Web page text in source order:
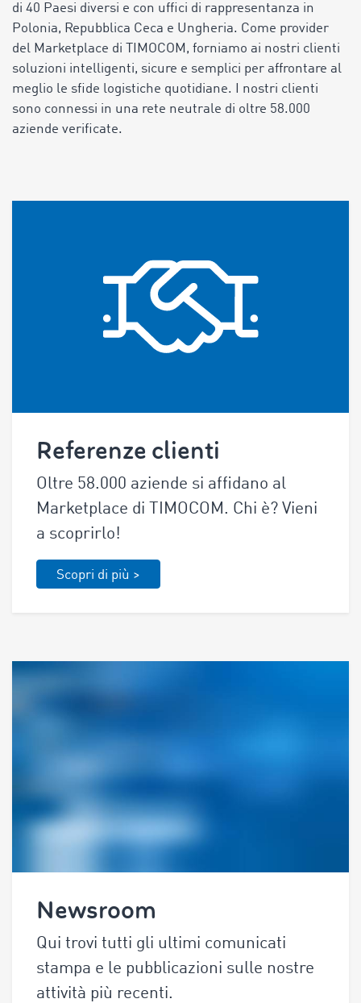
di 40 Paesi diversi e con uffici di rappresentanza in
Polonia, Repubblica Ceca e Ungheria. Come provider
del Marketplace di TIMOCOM, forniamo ai nostri clienti
soluzioni intelligenti, sicure e semplici per affrontare al
meglio le sfide logistiche quotidiane. I nostri clienti
sono connessi in una rete neutrale di oltre 58.000
aziende verificate.
Referenze clienti
Oltre 58.000 aziende si affidano al
Marketplace di TIMOCOM. Chi è? Vieni
a scoprirlo!
Scopri di più >
Newsroom
Qui trovi tutti gli ultimi comunicati
stampa e le pubblicazioni sulle nostre
attività più recenti.